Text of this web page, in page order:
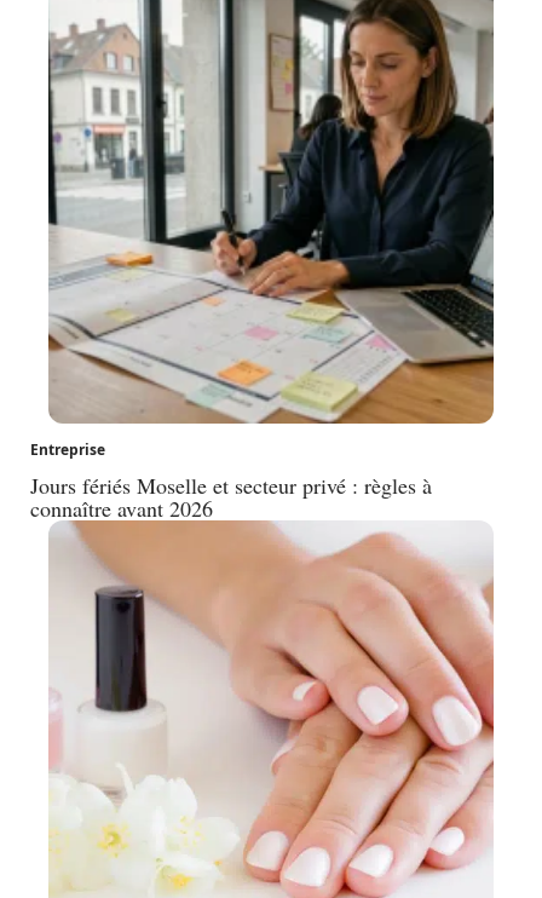
Entreprise
Jours fériés Moselle et secteur privé : règles à
connaître avant 2026